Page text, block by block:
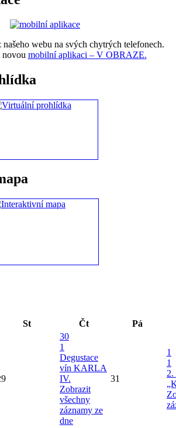
našeho webu na svých chytrých telefonech.
novou mobilní aplikaci – V OBRAZE.
St Čt Pá
30
1
Degustace
vín KARLA
IV.
Zobrazit
všechny
záznamy ze
dne
31
1
1
2.